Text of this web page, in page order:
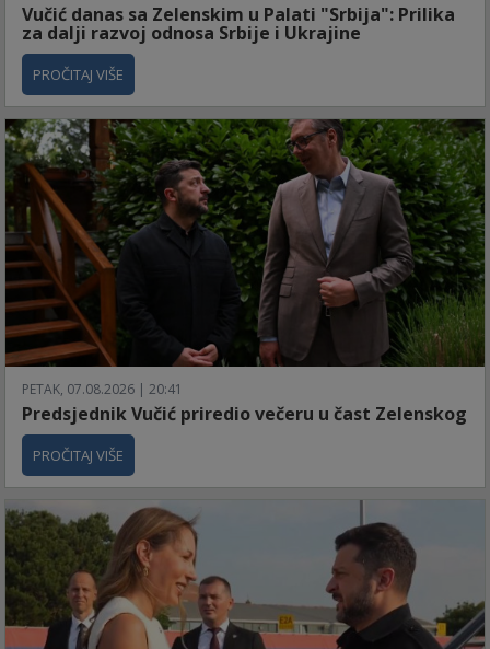
Vučić danas sa Zelenskim u Palati "Srbija": Prilika
za dalji razvoj odnosa Srbije i Ukrajine
PROČITAJ VIŠE
PETAK, 07.08.2026 | 20:41
Predsjednik Vučić priredio večeru u čast Zelenskog
PROČITAJ VIŠE